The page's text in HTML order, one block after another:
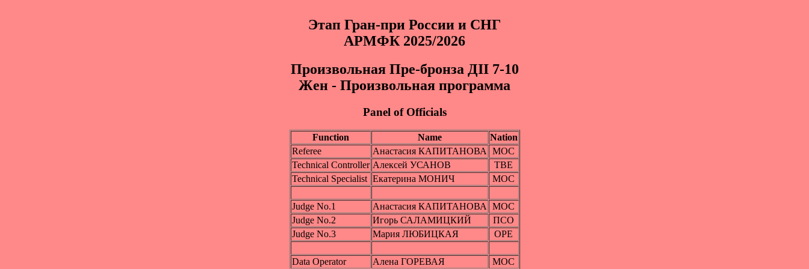
Этап Гран-при России и СНГ
АРМФК 2025/2026
Пpоизвольная Пpe-брoнза ДII 7-10
Жeн - Произвольная программа
Panel of Officials
Function Name
Nation
Referee
Анастасия КАПИТАНОВА МОС
Technical Controller Алексей УСАНОВ
ТВЕ
Technical Specialist Екатерина МОНИЧ МОС
Judge No.1 Анастасия КАПИТАНОВА МОС
Judge No.2
Игорь САЛАМИЦКИЙ
ПСО
Judge No.3
Мария ЛЮБИЦКАЯ ОРЕ
Data Operator Алена ГОРЕВАЯ МОС